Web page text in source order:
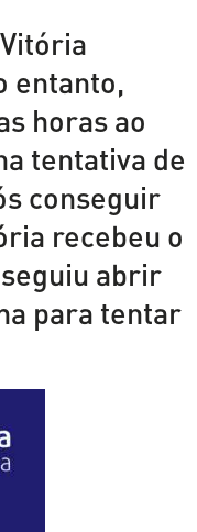
entanto,
horas ao
tentativa de
conseguir
recebeu o
abrir
para tentar